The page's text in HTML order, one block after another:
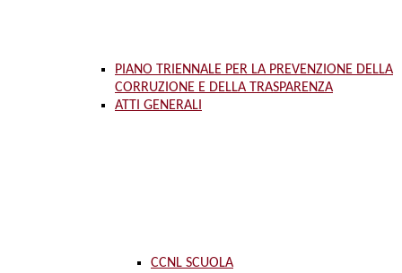
PIANO TRIENNALE PER LA PREVENZIONE DELLA
CORRUZIONE E DELLA TRASPARENZA
ATTI GENERALI
CCNL SCUOLA